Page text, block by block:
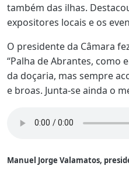
também das ilhas.
expositores locais e os
O presidente da Câmara
“Palha de Abrantes, como
da doçaria, mas sempre
e broas. Junta-se ainda o
Manuel Jorge Valamatos,